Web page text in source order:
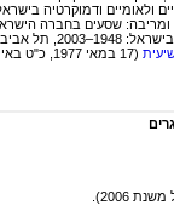
(17 במאי 1977, כ"ט באייר תשל"ז):